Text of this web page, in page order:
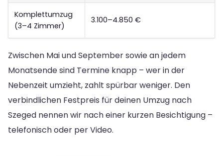
Komplettumzug
(3–4 Zimmer)
3.100–4.850 €
Zwischen Mai und September sowie an jedem
Monatsende sind Termine knapp – wer in der
Nebenzeit umzieht, zahlt spürbar weniger. Den
verbindlichen Festpreis für deinen Umzug nach
Szeged nennen wir nach einer kurzen Besichtigung –
telefonisch oder per Video.